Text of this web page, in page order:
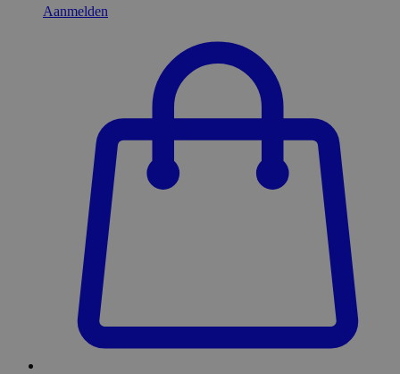
Aanmelden